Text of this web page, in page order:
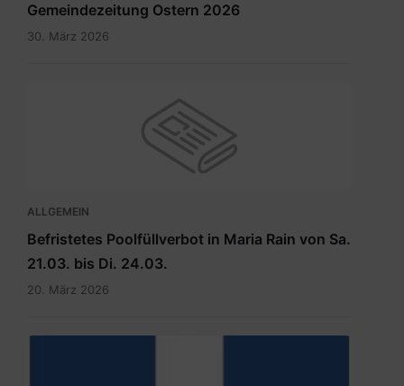
Gemeindezeitung Ostern 2026
30. März 2026
ALLGEMEIN
Befristetes Poolfüllverbot in Maria Rain von Sa.
21.03. bis Di. 24.03.
20. März 2026